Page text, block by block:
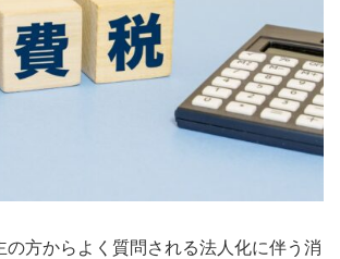
の方からよく質問される法人化に伴う消